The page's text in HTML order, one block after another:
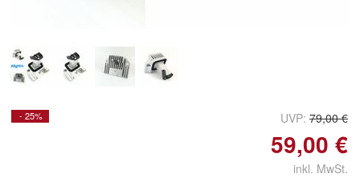
- 25% UVP: 79,00 €
59,00 €
inkl. MwSt.